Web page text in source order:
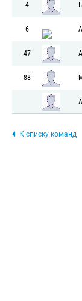
4
6
47
88
К списку команд